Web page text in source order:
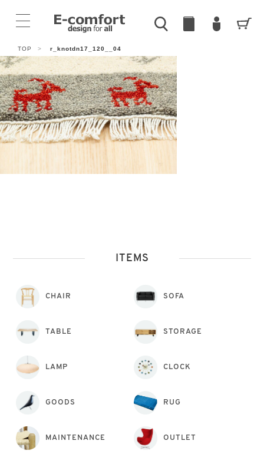
TOP > r_knotdn17_120__04
ITEMS
CHAIR SOFA
TABLE STORAGE
LAMP CLOCK
GOODS RUG
MAINTENANCE OUTLET